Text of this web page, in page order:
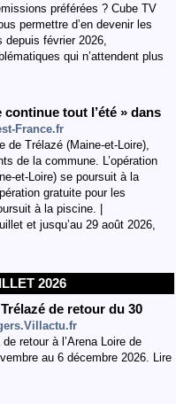
préférées ? Cube TV
permettre d’en devenir les
depuis février 2026,
qui n’attendent plus
tout l’été » dans
France.fr
de Trélazé (Maine-et-Loire),
de la commune. L’opération
et-Loire) se poursuit à la
gratuite pour les
à la piscine. |
et jusqu’au 29 août 2026,
2026
de retour du 30
retour à l’Arena Loire de
au 6 décembre 2026. Lire